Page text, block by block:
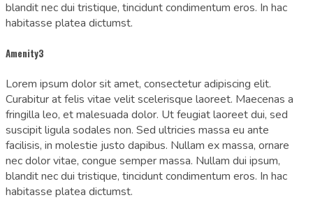
blandit nec dui tristique, tincidunt condimentum eros. In hac
habitasse platea dictumst.
Amenity3
Lorem ipsum dolor sit amet, consectetur adipiscing elit.
Curabitur at felis vitae velit scelerisque laoreet. Maecenas a
fringilla leo, et malesuada dolor. Ut feugiat laoreet dui, sed
suscipit ligula sodales non. Sed ultricies massa eu ante
facilisis, in molestie justo dapibus. Nullam ex massa, ornare
nec dolor vitae, congue semper massa. Nullam dui ipsum,
blandit nec dui tristique, tincidunt condimentum eros. In hac
habitasse platea dictumst.